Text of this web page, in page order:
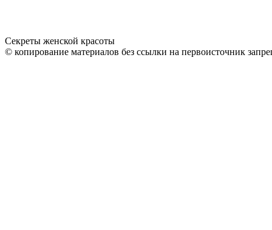
Секреты женской красоты
© копирование материалов без ссылки на первоисточник